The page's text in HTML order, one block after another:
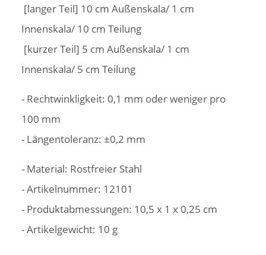
[langer Teil] 10 cm Außenskala/ 1 cm
Innenskala/ 10 cm Teilung
[kurzer Teil] 5 cm Außenskala/ 1 cm
Innenskala/ 5 cm Teilung
- Rechtwinkligkeit: 0,1 mm oder weniger pro
100 mm
- Längentoleranz: ±0,2 mm
- Material: Rostfreier Stahl
- Artikelnummer: 12101
- Produktabmessungen: ‎10,5 x 1 x 0,25 cm
- Artikelgewicht: ‎10 g